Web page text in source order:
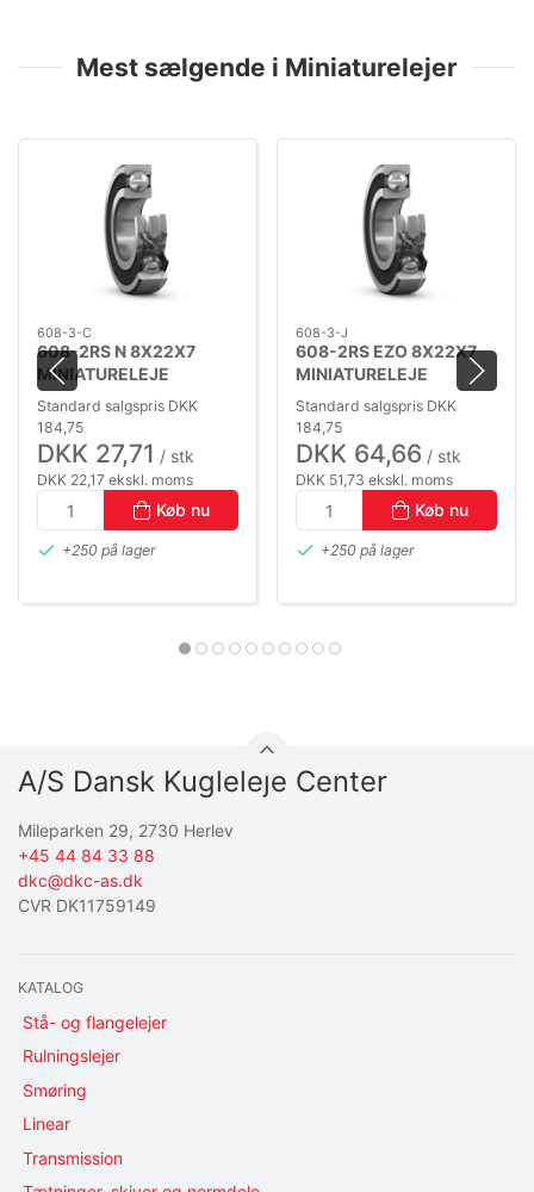
Mest sælgende i Miniaturelejer
608-3-C
608-2RS N 8X22X7
MINIATURELEJE
Standard salgspris DKK
184,75
DKK 27,71 / stk
DKK 22,17 ekskl. moms
Køb nu
+250 på lager
608-3-J
608-2RS EZO 8X22X7
MINIATURELEJE
Standard salgspris DKK
184,75
DKK 64,66 / stk
DKK 51,73 ekskl. moms
Køb nu
+250 på lager
A/S Dansk Kugleleje Center
Mileparken 29, 2730 Herlev
+45 44 84 33 88
dkc@dkc-as.dk
CVR DK11759149
KATALOG
Stå- og flangelejer
Rulningslejer
Smøring
Linear
Transmission